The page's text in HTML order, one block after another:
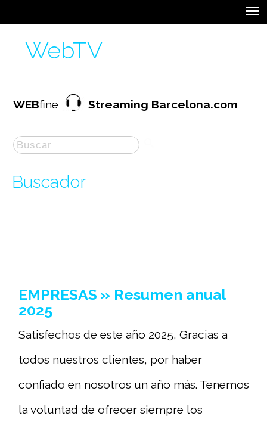
WebTV
WEBfineStreaming Barcelona.com
Buscador
EMPRESAS » Resumen anual
2025
Satisfechos de este año 2025, Gracias a
todos nuestros clientes, por haber
confiado en nosotros un año más. Tenemos
la voluntad de ofrecer siempre los